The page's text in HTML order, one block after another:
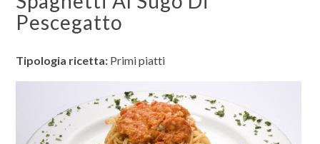
Pescegatto
Tipologia ricetta: Primi piatti